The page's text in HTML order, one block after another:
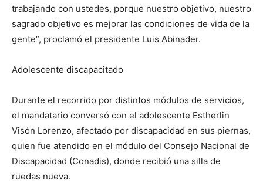
trabajando con ustedes, porque nuestro objetivo, nuestro
sagrado objetivo es mejorar las condiciones de vida de la
gente”, proclamó el presidente Luis Abinader.
Adolescente discapacitado
Durante el recorrido por distintos módulos de servicios,
el mandatario conversó con el adolescente Estherlin
Visón Lorenzo, afectado por discapacidad en sus piernas,
quien fue atendido en el módulo del Consejo Nacional de
Discapacidad (Conadis), donde recibió una silla de
ruedas nueva.